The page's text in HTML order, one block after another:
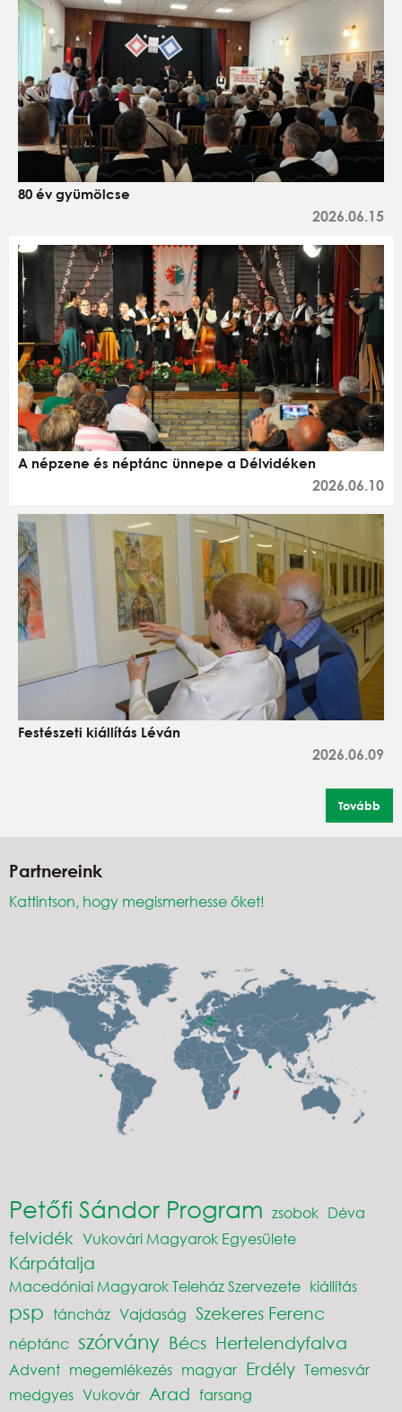
80 év gyümölcse
2026.06.15
A népzene és néptánc ünnepe a Délvidéken
2026.06.10
Festészeti kiállítás Léván
2026.06.09
Tovább
Partnereink
Kattintson, hogy megismerhesse őket!
Petőfi Sándor Program zsobok Déva
felvidék Vukovári Magyarok Egyesülete
Kárpátalja
Macedóniai Magyarok Teleház Szervezete kiállítás
psp táncház Vajdaság Szekeres Ferenc
néptánc szórvány Bécs Hertelendyfalva
Advent megemlékezés magyar Erdély Temesvár
medgyes Vukovár Arad farsang